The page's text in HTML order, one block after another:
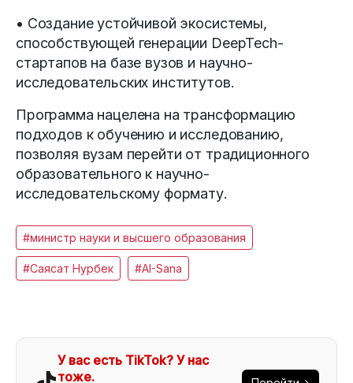
• Создание устойчивой экосистемы,
способствующей генерации DeepTech-
стартапов на базе вузов и научно-
исследовательских институтов.
Программа нацелена на трансформацию
подходов к обучению и исследованию,
позволяя вузам перейти от традиционного
образовательного к научно-
исследовательскому формату.
#министр науки и высшего образования
#Саясат Нурбек #AI-Sana
У вас есть TikTok? У нас
тоже.